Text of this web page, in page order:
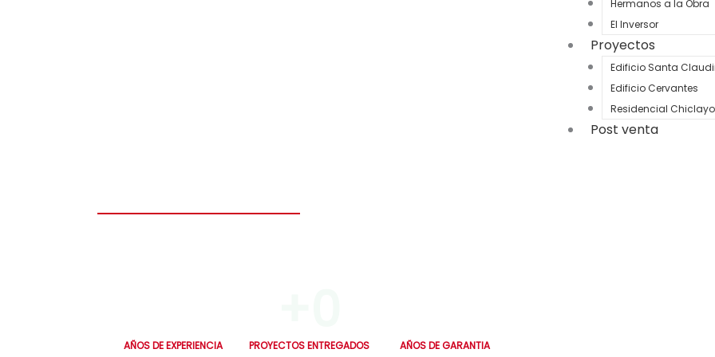
Hermanos a la Obra
El Inversor
Proyectos
Edificio Santa
Edificio Cervantes
Residencial Chiclayo
Post venta
AÑOS DE EXPERIENCIA PROYECTOS ENTREGADOS AÑOS DE GARANTIA